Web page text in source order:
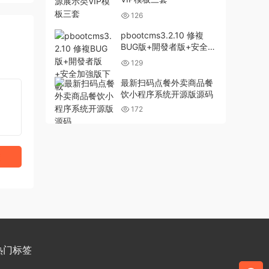
126
pbootcms3.2.10 修複
BUG版+開發者版+安全加
強版下載
129
最新扫码点餐外卖商品餐
饮小程序系统开源版源码
172
门标签